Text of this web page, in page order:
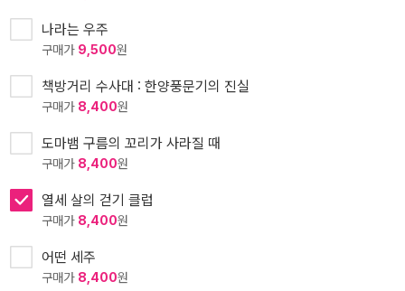
나라는 우주
구매가 9,500원
책방거리 수사대 : 한양풍문기의 진실
구매가 8,400원
도마뱀 구름의 꼬리가 사라질 때
구매가 8,400원
열세 살의 걷기 클럽
구매가 8,400원
어떤 세주
구매가 8,400원